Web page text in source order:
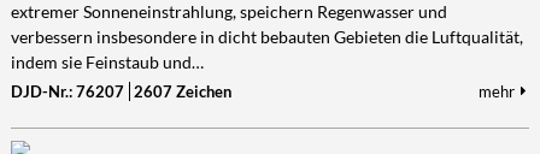
extremer Sonneneinstrahlung, speichern Regenwasser und
verbessern insbesondere in dicht bebauten Gebieten die Luftqualität,
indem sie Feinstaub und…
DJD-Nr.: 76207 2607 Zeichen mehr